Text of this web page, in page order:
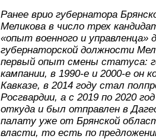
Ранее врио губернатора
Меликова в число трех
«опыт военного и
губернаторской должности
первый опыт смены статуса:
кампании, в 1990-е и 2000-е он
Кавказе, в 2014 году стал
Росгвардии, а с 2019 по 2020
откуда и был отправлен в
палату уже от Брянской
власти, то есть по